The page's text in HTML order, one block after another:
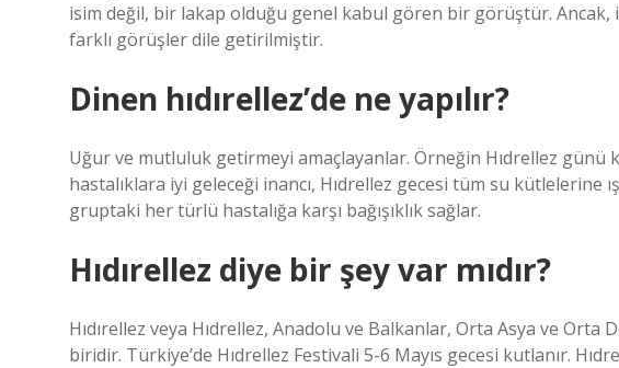
isim değil, bir lakap olduğu genel kabul gören bir görüştür. Ancak,
farklı görüşler dile getirilmiştir.
Dinen hıdırellez’de ne yapılır?
Uğur ve mutluluk getirmeyi amaçlayanlar. Örneğin Hıdrellez günü
hastalıklara iyi geleceği inancı, Hıdrellez gecesi tüm su kütlelerine
gruptaki her türlü hastalığa karşı bağışıklık sağlar.
Hıdırellez diye bir şey var mıdır?
Hıdırellez veya Hıdrellez, Anadolu ve Balkanlar, Orta Asya ve Orta
biridir. Türkiye’de Hıdrellez Festivali 5-6 Mayıs gecesi kutlanır.